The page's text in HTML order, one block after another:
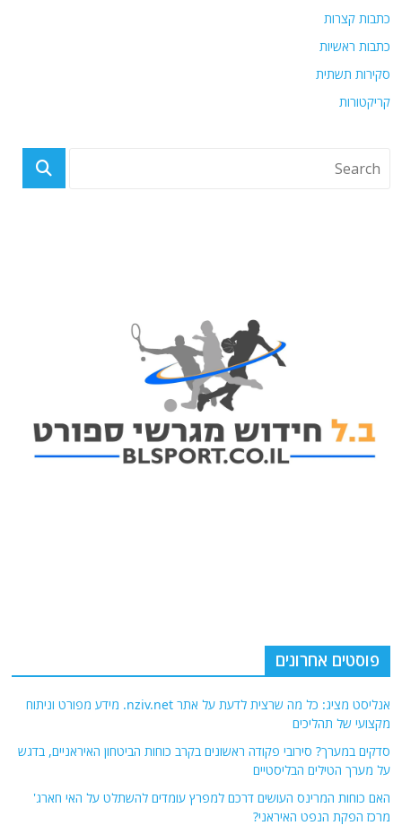
כתבות קצרות
כתבות ראשיות
סקירות תשתית
קריקטורות
פוסטים אחרונים
אנליסט מציג: כל מה שרצית לדעת על אתר nziv.net. מידע מפורט וניתוח
מקצועי של תהליכים
סדקים במערך? סירובי פקודה ראשונים בקרב כוחות הביטחון האיראניים, בדגש
על מערך הטילים הבליסטיים
האם כוחות המרינס העושים דרכם למפרץ עומדים להשתלט על האי חארג'
מרכז הפקת הנפט האיראני?